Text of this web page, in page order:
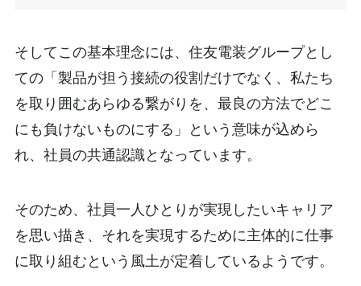
そしてこの基本理念には、住友電装グループとし
ての「製品が担う接続の役割だけでなく、私たち
を取り囲むあらゆる繋がりを、最良の方法でどこ
にも負けないものにする」という意味が込めら
れ、社員の共通認識となっています。
そのため、社員一人ひとりが実現したいキャリア
を思い描き、それを実現するために主体的に仕事
に取り組むという風土が定着しているようです。